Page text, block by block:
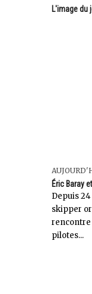
L'image du
Éric Baray
Depuis
skipper
rencontre
pilotes...